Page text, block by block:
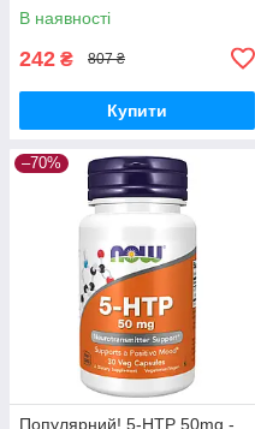
В наявності
242 ₴ 807 ₴
Купити
–70%
Популярний! 5-HTP 50mg -